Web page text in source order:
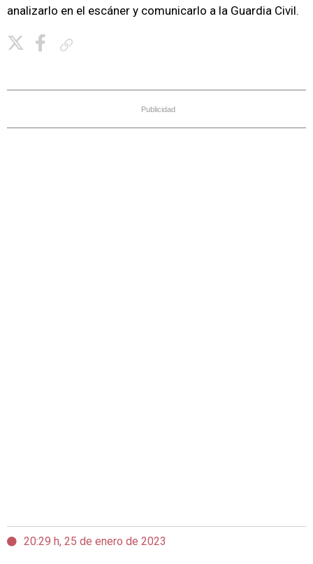
analizarlo en el escáner y comunicarlo a la Guardia Civil.
Publicidad
20:29 h, 25 de enero de 2023